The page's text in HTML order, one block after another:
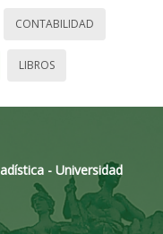
CONTABILIDAD
LIBROS
- Universidad